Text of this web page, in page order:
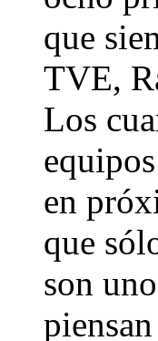
que
TVE,
Los
en
que
son